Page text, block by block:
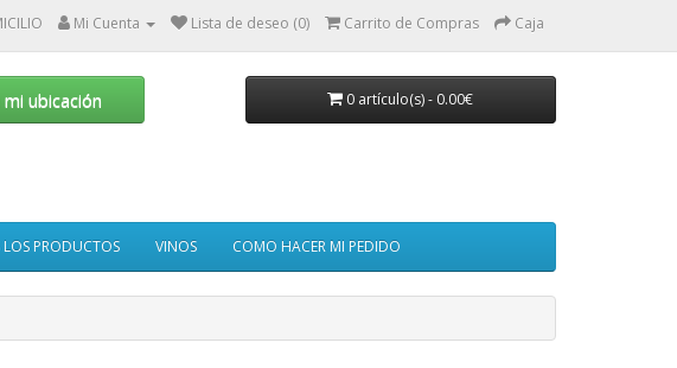
Mi Cuenta Lista de deseo (0) Carrito de Compras Caja
ubicación 0 artículo(s) - 0.00€
PRODUCTOS VINOS COMO HACER MI PEDIDO